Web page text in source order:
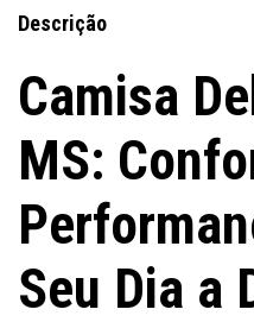
Descrição
Camisa
MS:
Seu Dia a